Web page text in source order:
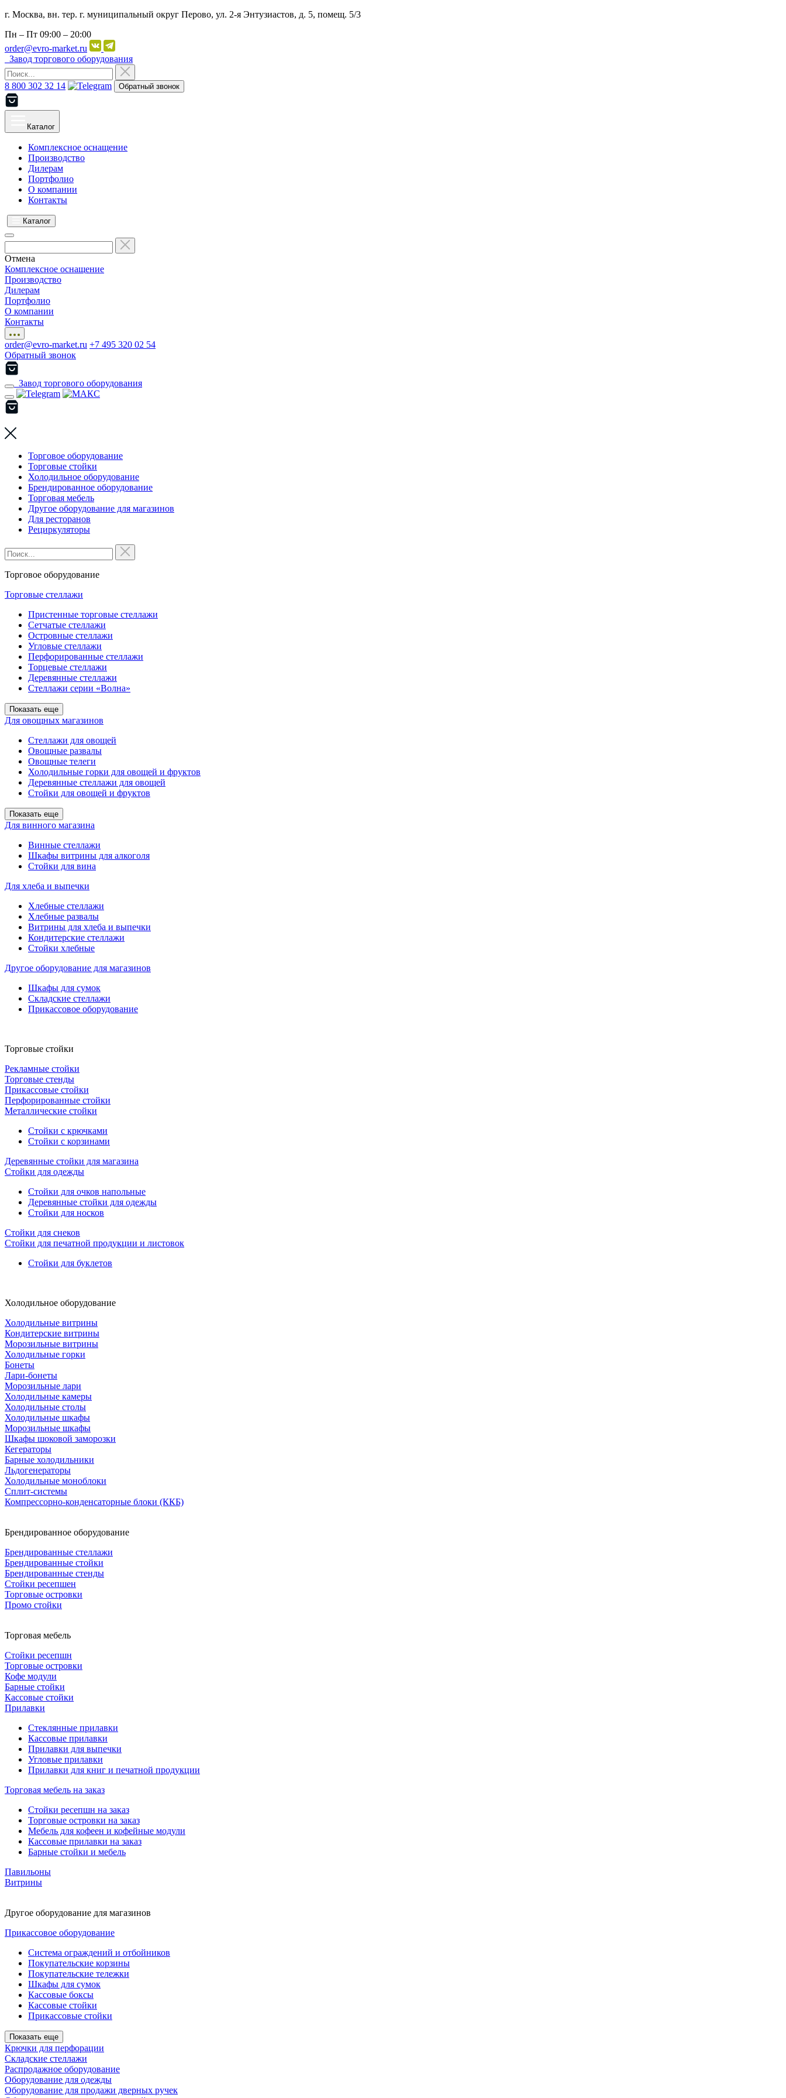
г. Москва, вн. тер. г. муниципальный округ Перово, ул. 2-я Энтузиастов, д. 5, помещ. 5/3
Пн – Пт 09:00 – 20:00
order@evro-market.ru
Завод торгового оборудования
8 800 302 32 14 Обратный звонок
Каталог
Комплексное оснащение
Производство
Дилерам
Портфолио
О компании
Контакты
Каталог
Отмена
Комплексное оснащение
Производство
Дилерам
Портфолио
О компании
Контакты
order@evro-market.ru +7 495 320 02 54
Обратный звонок
Завод торгового оборудования
Торговое оборудование
Торговые стойки
Холодильное оборудование
Брендированное оборудование
Торговая мебель
Другое оборудование для магазинов
Для ресторанов
Рециркуляторы
Торговое оборудование
Торговые стеллажи
Пристенные торговые стеллажи
Сетчатые стеллажи
Островные стеллажи
Угловые стеллажи
Перфорированные стеллажи
Торцевые стеллажи
Деревянные стеллажи
Стеллажи серии «Волна»
Показать еще
Для овощных магазинов
Стеллажи для овощей
Овощные развалы
Овощные телеги
Холодильные горки для овощей и фруктов
Деревянные стеллажи для овощей
Стойки для овощей и фруктов
Показать еще
Для винного магазина
Винные стеллажи
Шкафы витрины для алкоголя
Стойки для вина
Для хлеба и выпечки
Хлебные стеллажи
Хлебные развалы
Витрины для хлеба и выпечки
Кондитерские стеллажи
Стойки хлебные
Другое оборудование для магазинов
Шкафы для сумок
Складские стеллажи
Прикассовое оборудование
Торговые стойки
Рекламные стойки
Торговые стенды
Прикассовые стойки
Перфорированные стойки
Металлические стойки
Стойки с крючками
Стойки с корзинами
Деревянные стойки для магазина
Стойки для одежды
Стойки для очков напольные
Деревянные стойки для одежды
Стойки для носков
Стойки для снеков
Стойки для печатной продукции и листовок
Стойки для буклетов
Холодильное оборудование
Холодильные витрины
Кондитерские витрины
Морозильные витрины
Холодильные горки
Бонеты
Лари-бонеты
Морозильные лари
Холодильные камеры
Холодильные столы
Холодильные шкафы
Морозильные шкафы
Шкафы шоковой заморозки
Кегераторы
Барные холодильники
Льдогенераторы
Холодильные моноблоки
Сплит-системы
Компрессорно-конденсаторные блоки (ККБ)
Брендированное оборудование
Брендированные стеллажи
Брендированные стойки
Брендированные стенды
Стойки ресепшен
Торговые островки
Промо стойки
Торговая мебель
Стойки ресепшн
Торговые островки
Кофе модули
Барные стойки
Кассовые стойки
Прилавки
Стеклянные прилавки
Кассовые прилавки
Прилавки для выпечки
Угловые прилавки
Прилавки для книг и печатной продукции
Торговая мебель на заказ
Стойки ресепшн на заказ
Торговые островки на заказ
Мебель для кофеен и кофейные модули
Кассовые прилавки на заказ
Барные стойки и мебель
Павильоны
Витрины
Другое оборудование для магазинов
Прикассовое оборудование
Система ограждений и отбойников
Покупательские корзины
Покупательские тележки
Шкафы для сумок
Кассовые боксы
Кассовые стойки
Прикассовые стойки
Показать еще
Крючки для перфорации
Складские стеллажи
Распродажное оборудование
Оборудование для одежды
Оборудование для продажи дверных ручек